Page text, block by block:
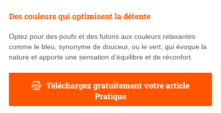
Des couleurs qui optimisent la détente
Optez pour des poufs et des futons aux couleurs relaxantes
comme le bleu, synonyme de douceur, ou le vert, qui évoque la
nature et apporte une sensation d’équilibre et de réconfort.
Téléchargez gratuitement votre article
Pratique